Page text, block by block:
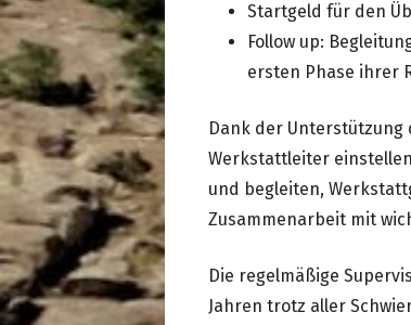
Startgeld für den
Follow up:
ersten Phase ihrer
Dank der Unterstützung
Werkstattleiter
und begleiten,
Zusammenarbeit mit
Die regelmäßige
Jahren trotz aller